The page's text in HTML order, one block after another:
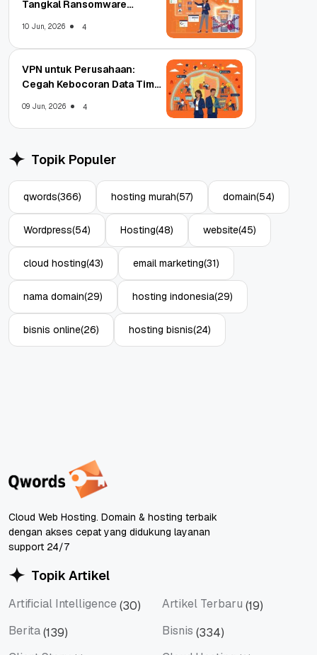
Tangkal Ransomware
10 Jun, 2026 4
VPN untuk Perusahaan:
Cegah Kebocoran Data Tim
09 Jun, 2026 4
Topik Populer
qwords(366) hosting murah(57) domain(54)
Wordpress(54) Hosting(48) website(45)
cloud hosting(43) email marketing(31)
nama domain(29) hosting indonesia(29)
bisnis online(26) hosting bisnis(24)
Cloud Web Hosting. Domain & hosting terbaik
dengan akses cepat yang didukung layanan
support 24/7
Topik Artikel
Artificial Intelligence (30) Artikel Terbaru (19)
Berita(139) Bisnis (334)